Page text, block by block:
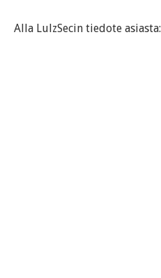
Alla LulzSecin tiedote asiasta: